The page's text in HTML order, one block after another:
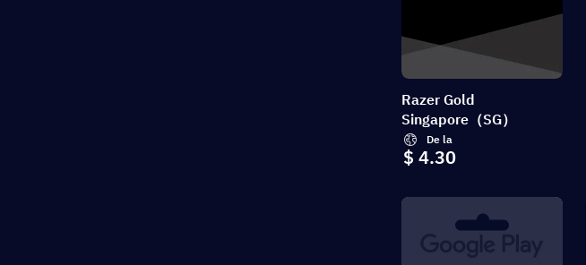
Razer Gold
Singapore（SG）
De la
$ 4.30